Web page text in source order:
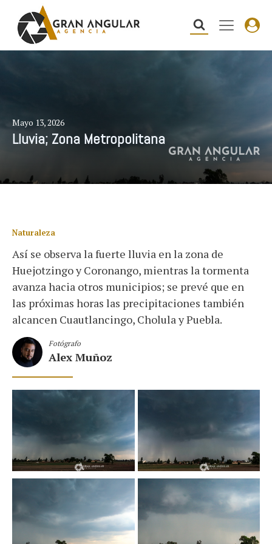
Mayo 13, 2026
Lluvia; Zona Metropolitana
Naturaleza
Así se observa la fuerte lluvia en la zona de
Huejotzingo y Coronango, mientras la tormenta
avanza hacia otros municipios; se prevé que en
las próximas horas las precipitaciones también
alcancen Cuautlancingo, Cholula y Puebla.
Fotógrafo
Alex Muñoz